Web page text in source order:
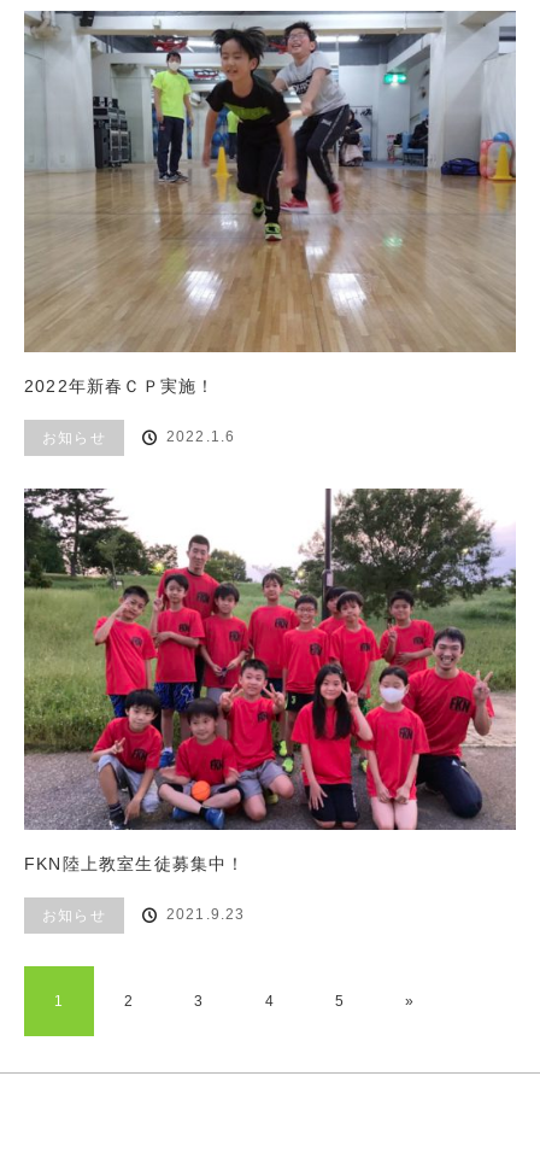
2022年新春ＣＰ実施！
お知らせ 2022.1.6
FKN陸上教室生徒募集中！
お知らせ 2021.9.23
1 2 3 4 5 »